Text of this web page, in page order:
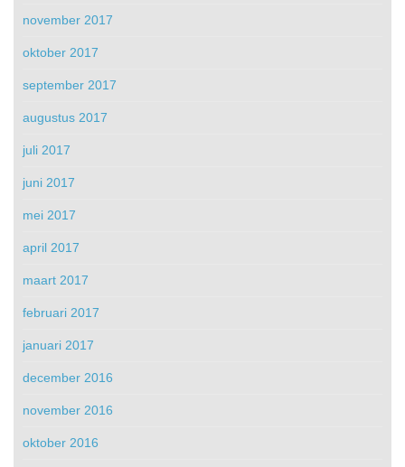
november 2017
oktober 2017
september 2017
augustus 2017
juli 2017
juni 2017
mei 2017
april 2017
maart 2017
februari 2017
januari 2017
december 2016
november 2016
oktober 2016